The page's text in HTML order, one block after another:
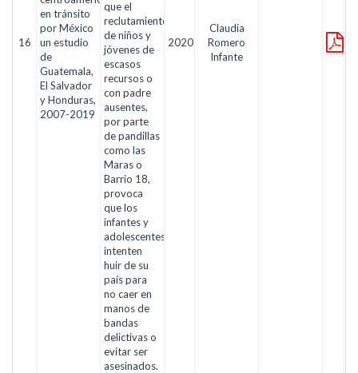
16
en tránsito
por México
un estudio
de
Guatemala,
El Salvador
y Honduras,
2007-2019
que el
reclutamiento
de niños y
jóvenes de
escasos
recursos o
con padre
ausentes,
por parte
de pandillas
como las
Maras o
Barrio 18,
provoca
que los
infantes y
adolescentes
intenten
huir de su
país para
no caer en
manos de
bandas
delictivas o
evitar ser
asesinados.
2020
Claudia
Romero
Infante